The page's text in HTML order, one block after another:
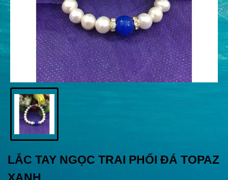
LẮC TAY NGỌC TRAI PHỐI ĐÁ TOPAZ